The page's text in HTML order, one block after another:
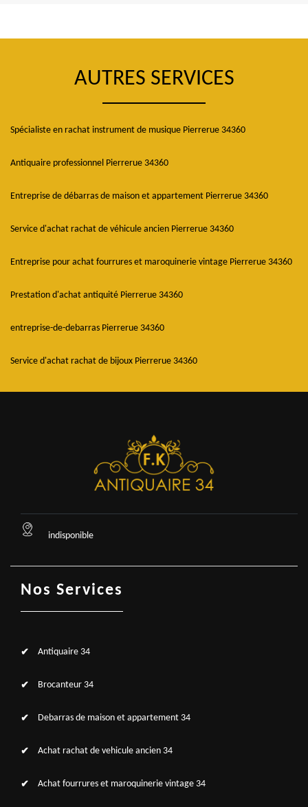
AUTRES SERVICES
Spécialiste en rachat instrument de musique Pierrerue 34360
Antiquaire professionnel Pierrerue 34360
Entreprise de débarras de maison et appartement Pierrerue 34360
Service d'achat rachat de véhicule ancien Pierrerue 34360
Entreprise pour achat fourrures et maroquinerie vintage Pierrerue 34360
Prestation d'achat antiquité Pierrerue 34360
entreprise-de-debarras Pierrerue 34360
Service d'achat rachat de bijoux Pierrerue 34360
indisponible
Nos Services
Antiquaire 34
Brocanteur 34
Debarras de maison et appartement 34
Achat rachat de vehicule ancien 34
Achat fourrures et maroquinerie vintage 34